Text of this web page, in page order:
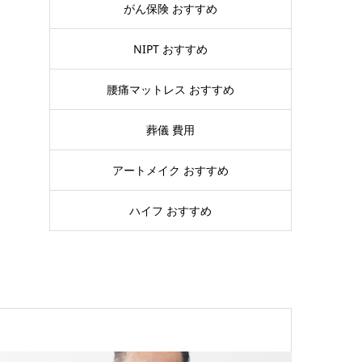
がん保険 おすすめ
NIPT おすすめ
腰痛マットレス おすすめ
葬儀 費用
アートメイク おすすめ
ハイフ おすすめ